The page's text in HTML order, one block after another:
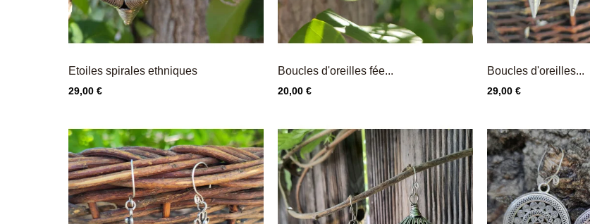
Etoiles spirales ethniques
Prix
29,00 €
Boucles d'oreilles fée...
Prix
20,00 €
Boucles d'oreilles...
Prix
29,00 €